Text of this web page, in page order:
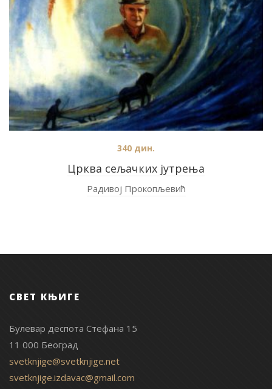
Црква сељачких јутрења
340 дин.
Радивој Прокопљевић
СВЕТ КЊИГЕ
Булевар деспота Стефана 15
11 000 Београд
svetknjige@svetknjige.net
svetknjige.izdavac@gmail.com